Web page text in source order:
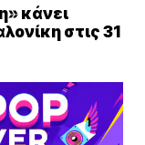
κάνει
στις 31